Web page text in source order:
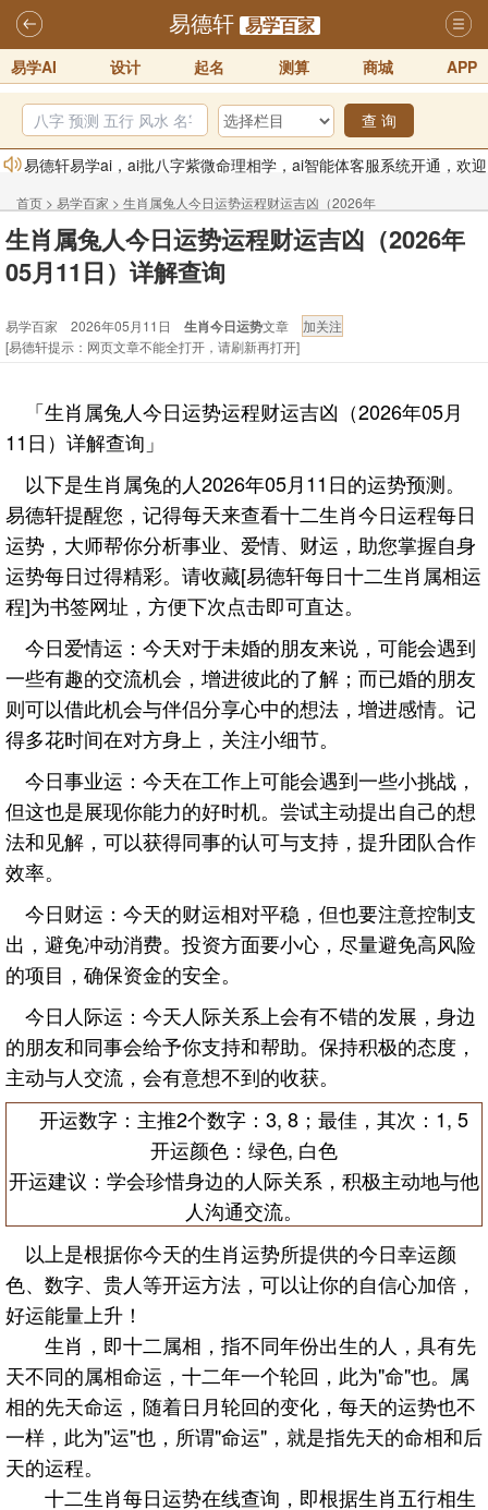
易德轩 易学百家
易学AI 设计 起名 测算 商城 APP
查 询
易德轩易学ai，ai批八字紫微命理相学，ai智能体客服系统开通，欢迎
体验！！
2025-07-01
易德轩网重构及升能完成，欢迎大家来体验新程序及感觉！！
2025-07-01
订！！
2025-10-01
2026丙午年铁笔居士精批年运说明
2025-10-12
易德轩通告：本网站易德轩商标及LOGO注册声明
2021-9-7
首页 > 易学百家 > 生肖属兔人今日运势运程财运吉凶（2026年
05月11日）详解查询
生肖属兔人今日运势运程财运吉凶（2026年
05月11日）详解查询
易学百家 2026年05月11日 生肖今日运势文章
[易德轩提示：网页文章不能全打开，请刷新再打开]
「生肖属兔人今日运势运程财运吉凶（2026年05月
11日）详解查询」
以下是生肖属兔的人2026年05月11日的运势预测。
易德轩提醒您，记得每天来查看十二生肖今日运程每日
运势，大师帮你分析事业、爱情、财运，助您掌握自身
运势每日过得精彩。请收藏[易德轩每日十二生肖属相运
程]为书签网址，方便下次点击即可直达。
今日爱情运：今天对于未婚的朋友来说，可能会遇到
一些有趣的交流机会，增进彼此的了解；而已婚的朋友
则可以借此机会与伴侣分享心中的想法，增进感情。记
得多花时间在对方身上，关注小细节。
今日事业运：今天在工作上可能会遇到一些小挑战，
但这也是展现你能力的好时机。尝试主动提出自己的想
法和见解，可以获得同事的认可与支持，提升团队合作
效率。
今日财运：今天的财运相对平稳，但也要注意控制支
出，避免冲动消费。投资方面要小心，尽量避免高风险
的项目，确保资金的安全。
今日人际运：今天人际关系上会有不错的发展，身边
的朋友和同事会给予你支持和帮助。保持积极的态度，
主动与人交流，会有意想不到的收获。
开运数字：主推2个数字：3, 8；最佳，其次：1, 5
开运颜色：绿色, 白色
开运建议：学会珍惜身边的人际关系，积极主动地与他
人沟通交流。
以上是根据你今天的生肖运势所提供的今日幸运颜
色、数字、贵人等开运方法，可以让你的自信心加倍，
好运能量上升！
生肖，即十二属相，指不同年份出生的人，具有先
天不同的属相命运，十二年一个轮回，此为"命"也。属
相的先天命运，随着日月轮回的变化，每天的运势也不
一样，此为"运"也，所谓"命运"，就是指先天的命相和后
天的运程。
十二生肖每日运势在线查询，即根据生肖五行相生